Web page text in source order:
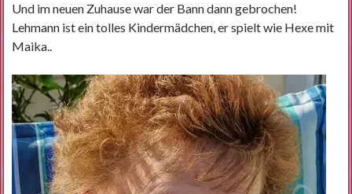
Und im neuen Zuhause war der Bann dann gebrochen!
Lehmann ist ein tolles Kindermädchen, er spielt wie Hexe mit
Maika..